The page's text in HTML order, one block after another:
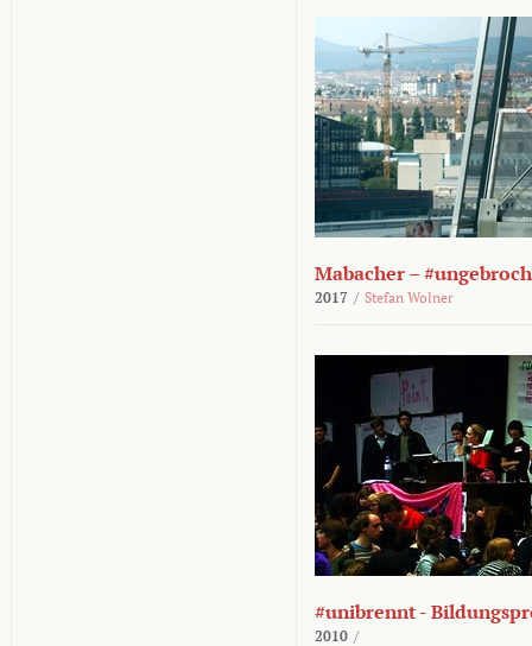
Mabacher –
2017 / Stefan Wolner
#unibrennt -
2010 /